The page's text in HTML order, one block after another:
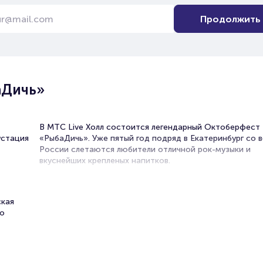
Продолжить
В МТС Live Холл состоится легендарный Октоберфест
«РыбаДичь». Уже пятый год подряд в Екатеринбург со
России слетаются любители отличной рок-музыки и
вкуснейших крепленых напитков.